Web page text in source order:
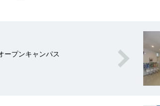
ープンキャンパス